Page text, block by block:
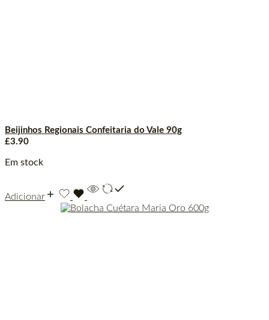
Beijinhos Regionais Confeitaria do Vale 90g
£3.90
Em stock
Adicionar